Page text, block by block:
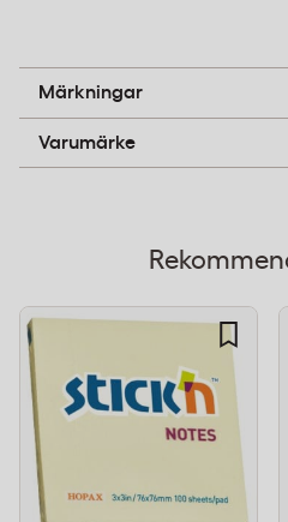
whiteboards. Formatet
skrivyta för korta
markeringar.
Notisblock för
Stick n Notes används för
lämna meddelanden till
projekt på whiteboards och
Märkningar
B-pil
Varumärke
Stick n